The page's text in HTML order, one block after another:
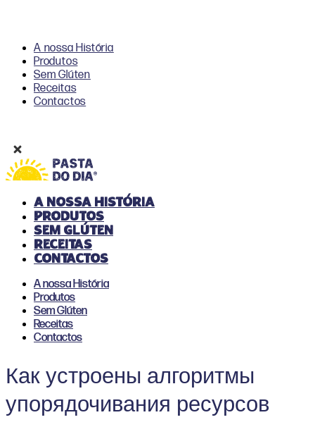
A nossa História
Produtos
Sem Glúten
Receitas
Contactos
A nossa História
Produtos
Sem Glúten
Receitas
Contactos
A nossa História
Produtos
Sem Glúten
Receitas
Contactos
Как устроены алгоритмы
упорядочивания ресурсов